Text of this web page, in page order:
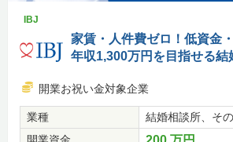
IBJ
家賃・人件費ゼロ！低資金
年収1,300万円を目指せる結
開業お祝い金対象企業
業種
結婚相談所、そ